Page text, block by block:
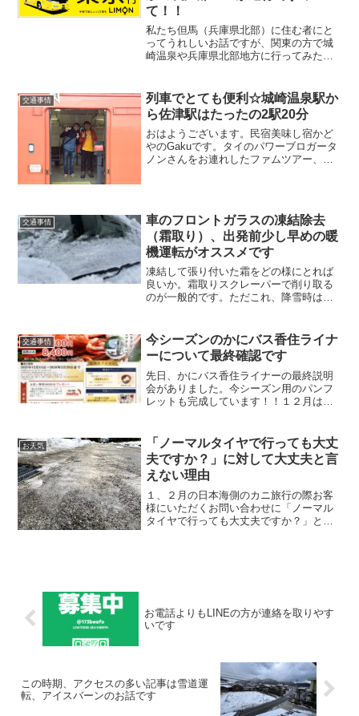
て！！
私たち但馬（兵庫県北部）に住む者にと
ってうれしいお話ですが、関東の方で城
崎温泉や兵庫県北部地方に行ってみた
東京、東京ディズニーランド・シーを結
ぶ長距離バスの運行が８月よりスタート
しました。２日で往復となります。
交通事情
列車でとても便利☆城崎温泉駅か
ら佐津駅はたったの2駅20分
おはようございます。民宿美味し宿かど
やのGakuです。タイのパワーブロガータ
ノンさんをお連れしたファムツアー、今
!!!何...
交通事情
車のフロントガラスの凍結除去
（霜取り）、出発前少し早めの暖
機運転がオススメです
凍結して張り付いた霜をどの様にとれば
良いか。霜取りスクレーパーで削り取る
のが一般的です。ただこれ、降雪時は大
すが、車のエアコンを入れ、フロントガ
ラス周りを温めるのがオススメです。
交通事情
今シーズンのかにバス香住ライナ
ーについて最終確認です
先日、かにバス香住ライナーの最終説明
会がありました。今シーズン用のパンフ
レットも完成しています！！１２月は１
い。２０２６年１月９日往路より３月１
日復路までは、毎日運行となります。当
館最寄りの乗降場所は佐津駅となりま
す。
お天気
「ノーマルタイヤで行っても大丈
夫ですか？」に対して大丈夫と言
えない理由
１、２月の日本海側のカニ旅行の際お客
様にいただくお問い合わせに「ノーマル
タイヤで行っても大丈夫ですか？」とい
お電話よりもLINEの方が連絡を取りやす
いです
この時期、アクセスの多い記事は雪道運
転、アイスバーンのお話です